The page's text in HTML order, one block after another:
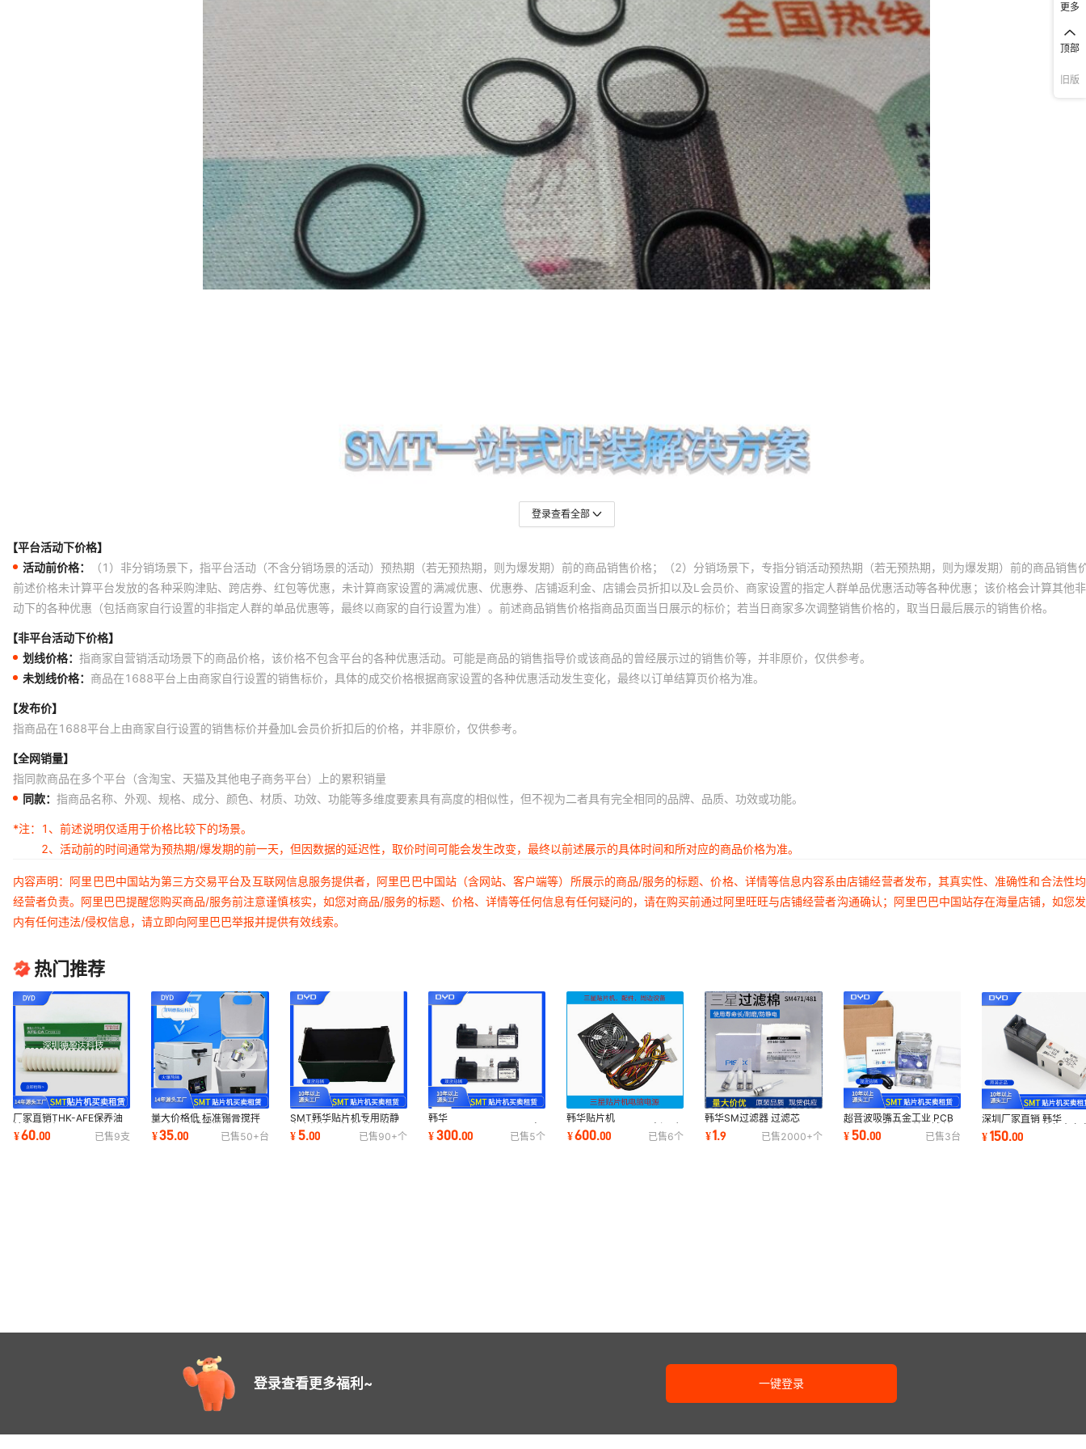
登录查看全部
【平台活动下价格】
活动前价格：
（1）非分销场景下，指平台活动（不含分销场景的活动）预热期（若无预热期，则为爆发期）前的商品销售价格；（2）分销场景下，专指分销活动预热期（若无预热期，则为爆发期）前的商品销售
前述价格未计算平台发放的各种采购津贴、跨店券、红包等优惠，未计算商家设置的满减优惠、优惠券、店铺返利金、店铺会员折扣以及L会员价、商家设置的指定人群单品优惠活动等各种优惠；该价格会计算其他
动下的各种优惠（包括商家自行设置的非指定人群的单品优惠等，最终以商家的自行设置为准）。前述商品销售价格指商品页面当日展示的标价；若当日商家多次调整销售价格的，取当日最后展示的销售价格。
【非平台活动下价格】
划线价格： 指商家自营销活动场景下的商品价格，该价格不包含平台的各种优惠活动。可能是商品的销售指导价或该商品的曾经展示过的销售价等，并非原价，仅供参考。
未划线价格： 商品在1688平台上由商家自行设置的销售标价，具体的成交价格根据商家设置的各种优惠活动发生变化，最终以订单结算页价格为准。
【发布价】
指商品在1688平台上由商家自行设置的销售标价并叠加L会员价折扣后的价格，并非原价，仅供参考。
【全网销量】
指同款商品在多个平台（含淘宝、天猫及其他电子商务平台）上的累积销量
同款： 指商品名称、外观、规格、成分、颜色、材质、功效、功能等多维度要素具有高度的相似性，但不视为二者具有完全相同的品牌、品质、功效或功能。
*注：
1、前述说明仅适用于价格比较下的场景。
2、活动前的时间通常为预热期/爆发期的前一天，但因数据的延迟性，取价时间可能会发生改变，最终以前述展示的具体时间和所对应的商品价格为准。
内容声明：阿里巴巴中国站为第三方交易平台及互联网信息服务提供者，阿里巴巴中国站（含网站、客户端等）所展示的商品/服务的标题、价格、详情等信息内容系由店铺经营者发布，其真实性、准确性和合法性
经营者负责。阿里巴巴提醒您购买商品/服务前注意谨慎核实，如您对商品/服务的标题、价格、详情等任何信息有任何疑问的，请在购买前通过阿里旺旺与店铺经营者沟通确认；阿里巴巴中国站存在海量店铺，如您
内有任何违法/侵权信息，请立即向阿里巴巴举报并提供有效线索。
热门推荐
厂家直销THK-AFE保养油
韩华贴片机SM421、
SM321丝杆导轨专用脂
¥60.00 已售9支
量大价格低 标准锡膏搅拌
机 全自动锡膏搅拌机 厂家
热销全新设备
¥35.00 已售50+台
SMT韩华贴片机专用防静
电废料箱 周转箱 垃圾箱 可
折叠料带箱
¥5.00 已售90+个
韩华
SM421/320/471/481电
磁阀/头部电磁阀
¥300.00 已售5个
韩华贴片机
/321/421/411 PC电源/主
板电源电脑电源
¥600.00 已售6个
韩华SM过滤器 过滤芯
VYF44M-50M
SM471/481过滤棒过滤棉
¥1.9 已售2000+个
超音波吸嘴五金工业 PCB
洗板机电路板牙科器械 清
洗机DR-MS07现货
¥50.00 已售3台
深圳厂家直销 韩华
SM471/481 头部真空
磁阀VQD1151W-5LO
¥150.00
登录查看更多福利~ 一键登录
更多
顶部
旧版